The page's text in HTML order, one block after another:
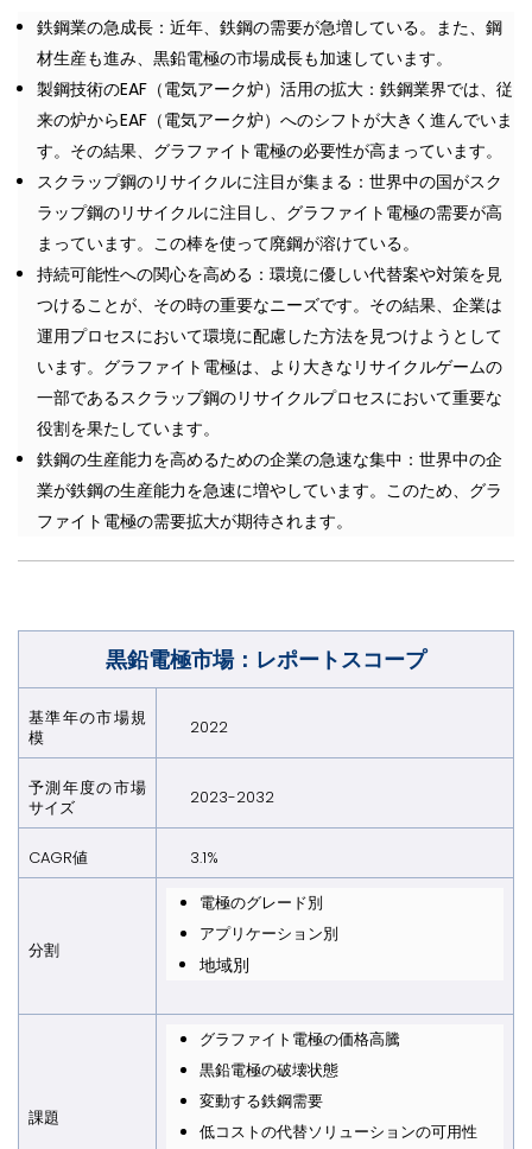
鉄鋼業の急成長：近年、鉄鋼の需要が急増している。また、鋼
材生産も進み、黒鉛電極の市場成長も加速しています。
製鋼技術のEAF（電気アーク炉）活用の拡大：鉄鋼業界では、従
来の炉からEAF（電気アーク炉）へのシフトが大きく進んでいま
す。その結果、グラファイト電極の必要性が高まっています。
スクラップ鋼のリサイクルに注目が集まる：世界中の国がスク
ラップ鋼のリサイクルに注目し、グラファイト電極の需要が高
まっています。この棒を使って廃鋼が溶けている。
持続可能性への関心を高める：環境に優しい代替案や対策を見
つけることが、その時の重要なニーズです。その結果、企業は
運用プロセスにおいて環境に配慮した方法を見つけようとして
います。グラファイト電極は、より大きなリサイクルゲームの
一部であるスクラップ鋼のリサイクルプロセスにおいて重要な
役割を果たしています。
鉄鋼の生産能力を高めるための企業の急速な集中：世界中の企
業が鉄鋼の生産能力を急速に増やしています。このため、グラ
ファイト電極の需要拡大が期待されます。
黒鉛電極市場：レポートスコープ
基準年の市場規
模
2022
予測年度の市場
サイズ
2023-2032
CAGR値 3.1%
分割
電極のグレード別
アプリケーション別
地域別
課題
グラファイト電極の価格高騰
黒鉛電極の破壊状態
変動する鉄鋼需要
低コストの代替ソリューションの可用性